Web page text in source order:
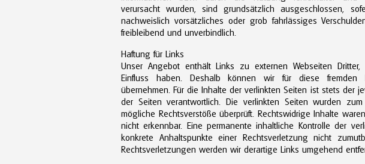
verursacht wurden, sind grundsätzlich ausgeschlossen,
nachweislich vorsätzliches oder grob fahrlässiges
freibleibend und unverbindlich.
Haftung für Links
Unser Angebot enthält Links zu externen Webseiten
Einfluss haben. Deshalb können wir für diese fremden
übernehmen. Für die Inhalte der verlinkten Seiten ist stets der
der Seiten verantwortlich. Die verlinkten Seiten wurden
mögliche Rechtsverstöße überprüft. Rechtswidrige Inhalte
nicht erkennbar. Eine permanente inhaltliche Kontrolle der
konkrete Anhaltspunkte einer Rechtsverletzung nicht
Rechtsverletzungen werden wir derartige Links umgehend